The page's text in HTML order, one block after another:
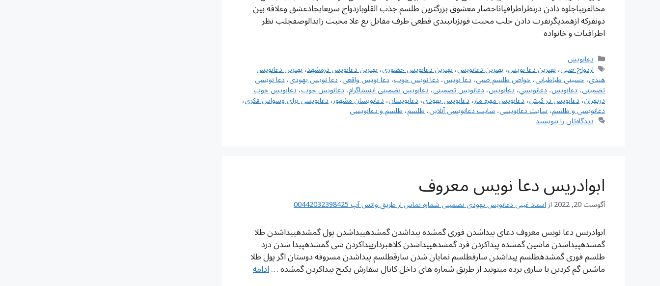
مخالفزیباجلوه دادن درنظراطرافیاناحضار معشوق بزرگترین طلسم جذب القلوبازدواج سریعایجادعشق وعلاقه بین
دونفرکه ازهمدیگرنفرت دادن جلب محبت قویزبانبندی قطعی طرف مقابل بع علا محبت زایدالوصفجلب نظر
اطرافیات و خانواده
دسته‌ها
دعانویس
برچسب‌ها
ازدواج صبی،بهترین دعا نویس،بهترین دعانویس،بهترین دعانویس حضوری،بهترین دعانویس درمشهد،بهترین دعانویس
هندی،حسینی طباطبایی،خواص طلسم صبی،دعا نویس،دعا نویس خوب،دعا نویس واقعی،دعا نویس یهودی،دعا نویسی
تضمینی،دعانويس،دعانويسي،دعانویس،دعانویس تضمینی،دعانویس تضمینی اینستاگرام،دعانویس خوب،دعانویس خوب
درتهران،دعانویس در کیش،دعانویس مهره مار،دعانویس یهودی،دعانویسان،دعانویسان مشهور،دعانویسی برای وسواس فکری،
دعانویسی و طلسم،سایت دعانویسی،سایت دعانویسی آنلاین،طلسم،طلسم و دعانویسی
دیدگاه‌تان را بنویسید
ابوادریس دعا نویس معروف
آگوست 20, 2022 ازاستاد غیبی دعانویس یهودی تضمینی شماره تماس از طریق واتس آپ 00442032398425
ابوادریس دعا نویس معروف دعای پیداشدن فوری گمشده پیداشدن گمشدهپیداشدن پول گمشدهپیداشدن طلا
گمشدهپیداشدن ماشین گمشده پیداکردن فرد گمشدهپیداشدن کلاهبردارپیداکردن شی گمشدهپیدا شدن دزد
طلسم فوری گمشدهطلسم پیداشدن سارقطلسم نمایان شدن سارقطلسم پیداشدن مسروقه دوستان اگر پول طلا
ماشین گم کردین یا سارق برده میتونید از طريق شماره های داخل کانال سفارش پکیج پیداکردن گمشده …ادامه